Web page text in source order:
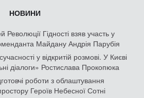
НОВИНИ
Гідності взяв участь у
Майдану Андрія Парубія
у відкритій розмові. У Києві
діалоги» Ростислава Прокопюка
роботи з облаштування
Героїв Небесної Сотні